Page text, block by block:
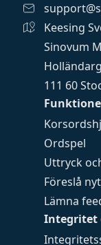
Ordspel
Uttryck
Föreslå
Lämna
Integritet
Keesing
Sinovum
111 60